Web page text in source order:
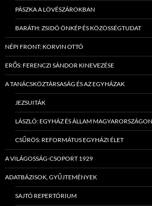
PÁSZKA A LÖVÉSZÁROKBAN
BARÁTH: ZSIDÓ ÖNKÉP ÉS KÖZÖSSÉGTUDAT
NÉPI FRONT: KORVIN OTTÓ
ERŐS: FERENCZI SÁNDOR KINEVEZÉSE
A TANÁCSKÖZTÁRSASÁG ÉS AZ EGYHÁZAK
JEZSUITÁK
LÁSZLÓ: EGYHÁZ ÉS ÁLLAM
CSŰRÖS: REFORMÁTUS EGYHÁZI ÉLET
A VILÁGOSSÁG-CSOPORT 1929
ADATBÁZISOK, GYŰJTEMÉNYEK
SAJTÓ REPERTÓRIUM